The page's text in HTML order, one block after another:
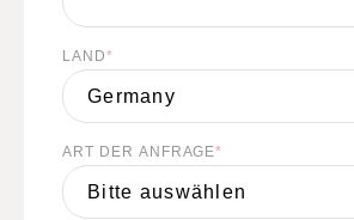
LAND*
ART DER ANFRAGE*